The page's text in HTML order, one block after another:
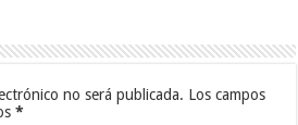
no será publicada. Los campos
*